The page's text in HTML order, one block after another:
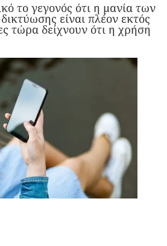
το γεγονός ότι η μανία των
είναι πλέον εκτός
τώρα δείχνουν ότι η χρήση